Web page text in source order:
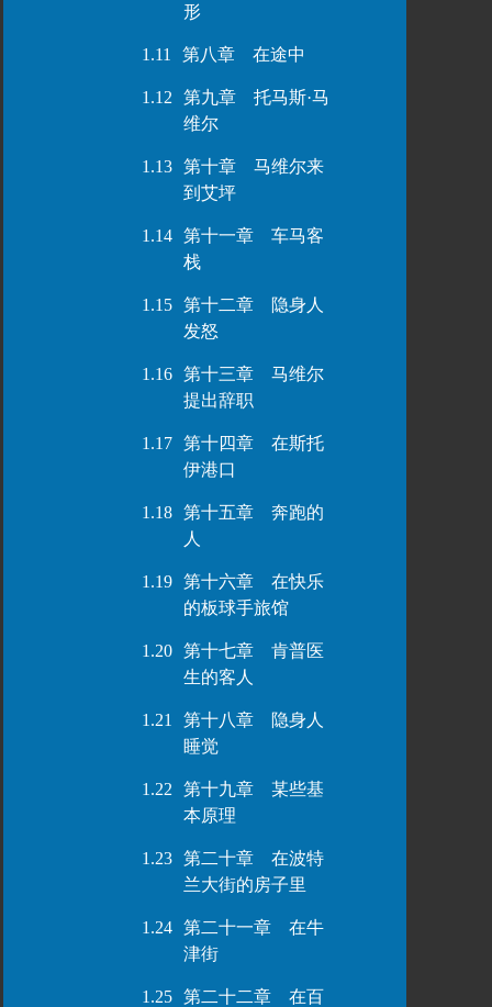
形
1.11 第八章 在途中
1.12
第九章 托马斯·马
维尔
1.13
第十章 马维尔来
到艾坪
1.14
第十一章 车马客
栈
1.15
第十二章 隐身人
发怒
1.16
第十三章 马维尔
提出辞职
1.17
第十四章 在斯托
伊港口
1.18
第十五章 奔跑的
人
1.19
第十六章 在快乐
的板球手旅馆
1.20
第十七章 肯普医
生的客人
1.21
第十八章 隐身人
睡觉
1.22
第十九章 某些基
本原理
1.23
第二十章 在波特
兰大街的房子里
1.24
第二十一章 在牛
津街
1.25
第二十二章 在百